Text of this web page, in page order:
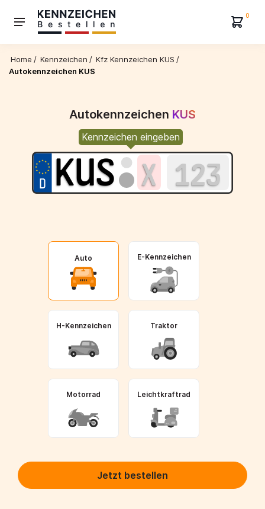
0
Home / Kennzeichen / Kfz Kennzeichen KUS /
Autokennzeichen KUS
Autokennzeichen KUS
Kennzeichen eingeben
Auto E-Kennzeichen
H-Kennzeichen Traktor
Motorrad Leichtkraftrad
Jetzt bestellen